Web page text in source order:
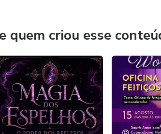
Livres, porque temos autoconhecimento.
íntimo. Ensinamos sobre todos os
sobrenaturais. Estudamos nosso
estudar a magia é estudar a própria
desfrutar a dadiva que é ser quem você é, e
quem criou esse